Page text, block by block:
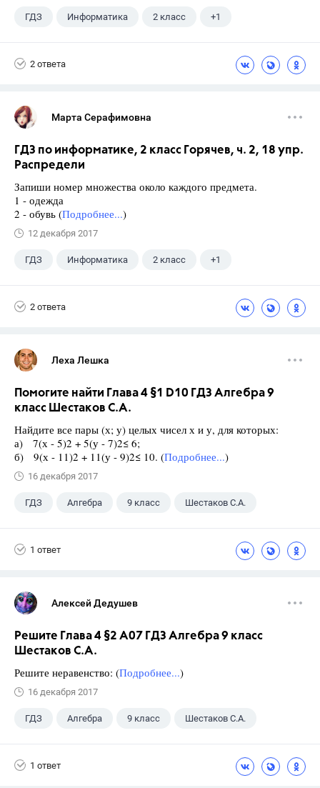
ГДЗ Информатика 2 класс +1
2 ответа
Марта Серафимовна
ГДЗ по информатике, 2 класс Горячев, ч. 2, 18 упр.
Распредели
Запиши номер множества около каждого предмета.
1 - одежда
2 - обувь (Подробнее...)
12 декабря 2017
ГДЗ Информатика 2 класс +1
2 ответа
Леха Лешка
Помогите найти Глава 4 §1 D10 ГДЗ Алгебра 9
класс Шестаков С.А.
Найдите все пары (х; у) целых чисел х и у, для которых:
а) 7(х - 5)2 + 5(у - 7)2≤ 6;
б) 9(х - 11)2 + 11(у - 9)2≤ 10. (Подробнее...)
16 декабря 2017
ГДЗ Алгебра 9 класс Шестаков С.А.
1 ответ
Алексей Дедушев
Решите Глава 4 §2 А07 ГДЗ Алгебра 9 класс
Шестаков С.А.
Решите неравенство: (Подробнее...)
16 декабря 2017
ГДЗ Алгебра 9 класс Шестаков С.А.
1 ответ